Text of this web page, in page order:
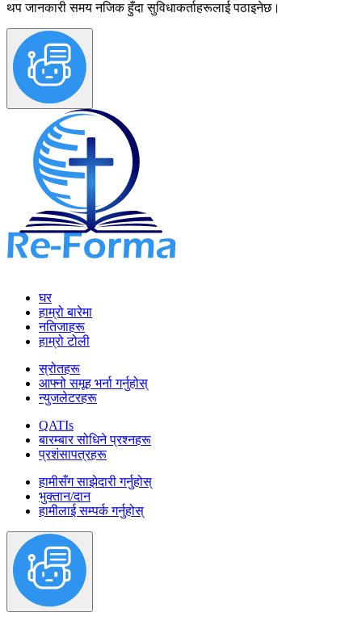
थप जानकारी समय नजिक हुँदा सुविधाकर्ताहरूलाई पठाइनेछ।
घर
हाम्रो बारेमा
नतिजाहरू
हाम्रो टोली
स्रोतहरू
आफ्नो समूह भर्ना गर्नुहोस्
न्युजलेटरहरू
QATIs
बारम्बार सोधिने प्रश्नहरू
प्रशंसापत्रहरू
हामीसँग साझेदारी गर्नुहोस्
भुक्तान/दान
हामीलाई सम्पर्क गर्नुहोस्